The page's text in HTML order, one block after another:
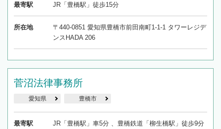
最寄駅 JR「豊橋駅」徒歩15分
所在地
〒440-0851 愛知県豊橋市前田南町1-1-1 タワーレジデ
ンスHADA 206
菅沼法律事務所
愛知県 豊橋市
最寄駅 JR「豊橋駅」車5分 、豊橋鉄道「柳生橋駅」徒歩9分